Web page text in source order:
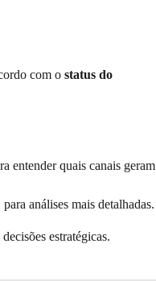
com o status do
entender quais canais geram
para análises mais detalhadas.
estratégicas.